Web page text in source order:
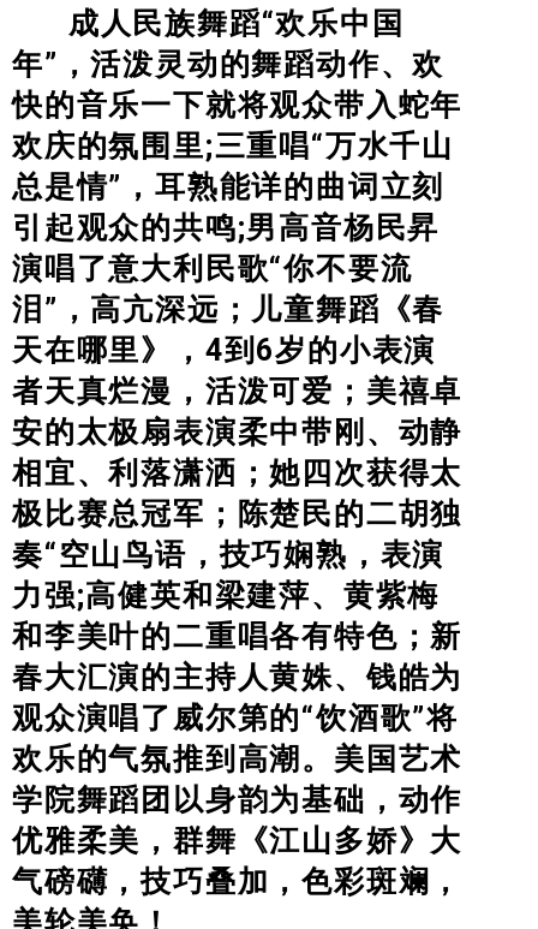
成人民族舞蹈“欢乐中国
年”，活泼灵动的舞蹈动作、欢
快的音乐一下就将观众带入蛇年
欢庆的氛围里;三重唱“万水千山
总是情”，耳熟能详的曲词立刻
引起观众的共鸣;男高音杨民昇
演唱了意大利民歌“你不要流
泪”，高亢深远；儿童舞蹈《春
天在哪里 》，4到6岁的小表演
者天真烂漫，活泼可爱；美禧卓
安的太极扇表演柔中带刚、动静
相宜、利落潇洒；她四次获得太
极比赛总冠军；陈楚民的二胡独
奏“空山鸟语，技巧娴熟，表演
力强;高健英和梁建萍、黄紫梅
和李美叶的二重唱各有特色；新
春大汇演的主持人黄姝、钱皓为
观众演唱了威尔第的“饮酒歌”将
欢乐的气氛推到高潮。美国艺术
学院舞蹈团以身韵为基础，动作
优雅柔美，群舞《江山多娇》大
气磅礴，技巧叠加，色彩斑斓，